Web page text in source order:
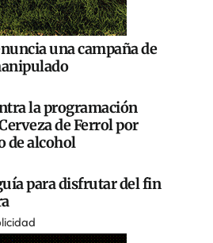
una campaña de
la programación
de Ferrol por
de alcohol
para disfrutar del fin